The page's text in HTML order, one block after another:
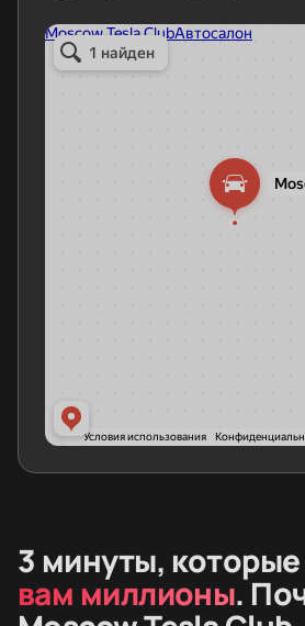
3 минуты, которые
вам миллионы.